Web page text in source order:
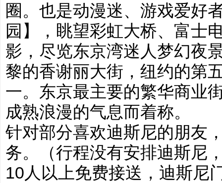
圈。也是动漫迷、游戏爱好
园】，眺望彩虹大桥、富士
影，尽览东京湾迷人梦幻夜
黎的香谢丽大街，纽约的第
一。东京最主要的繁华商业
成熟浪漫的气息而着称。
针对部分喜欢迪斯尼的朋友
务。（行程没有安排迪斯尼
10人以上免费接送，迪斯尼